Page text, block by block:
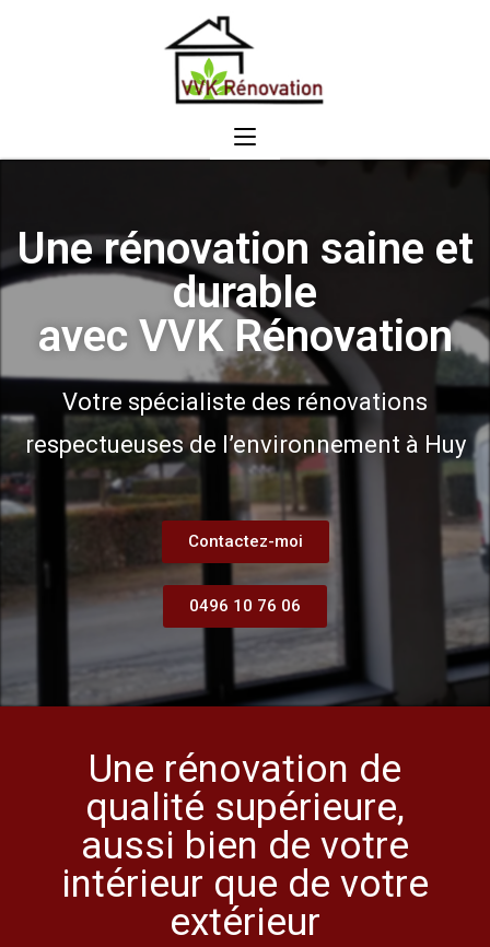
Une rénovation saine et
durable
avec VVK Rénovation
Votre spécialiste des rénovations
respectueuses de l’environnement à Huy
Contactez-moi
0496 10 76 06
Une rénovation de
qualité supérieure,
aussi bien de votre
intérieur que de votre
extérieur